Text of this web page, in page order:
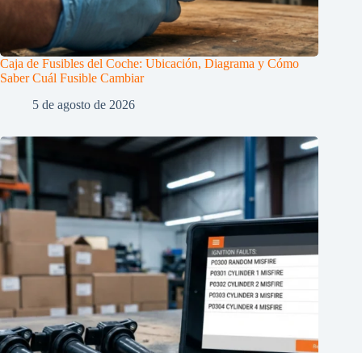
Caja de Fusibles del Coche: Ubicación, Diagrama y Cómo
Saber Cuál Fusible Cambiar
5 de agosto de 2026